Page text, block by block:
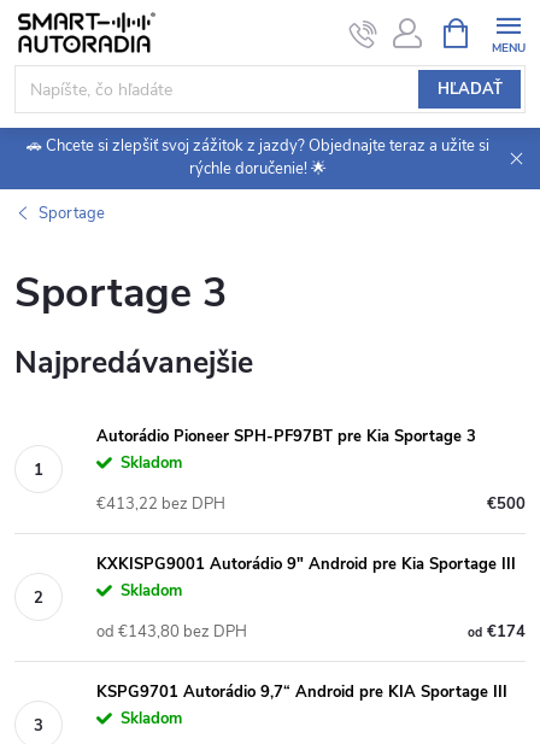
Prejsť
obsah
HĽADAŤ
KOŠÍK
🚗 Chcete si zlepšiť svoj zážitok z jazdy? Objednajte teraz a užite si
rýchle doručenie! 🌟
Sportage
Sportage 3
Najpredávanejšie
Autorádio Pioneer SPH-PF97BT pre Kia Sportage 3
Skladom
€500
€413,22 bez DPH
KXKISPG9001 Autorádio 9" Android pre Kia Sportage III
Skladom
od€174
od €143,80 bez DPH
KSPG9701 Autorádio 9,7“ Android pre KIA Sportage III
Skladom